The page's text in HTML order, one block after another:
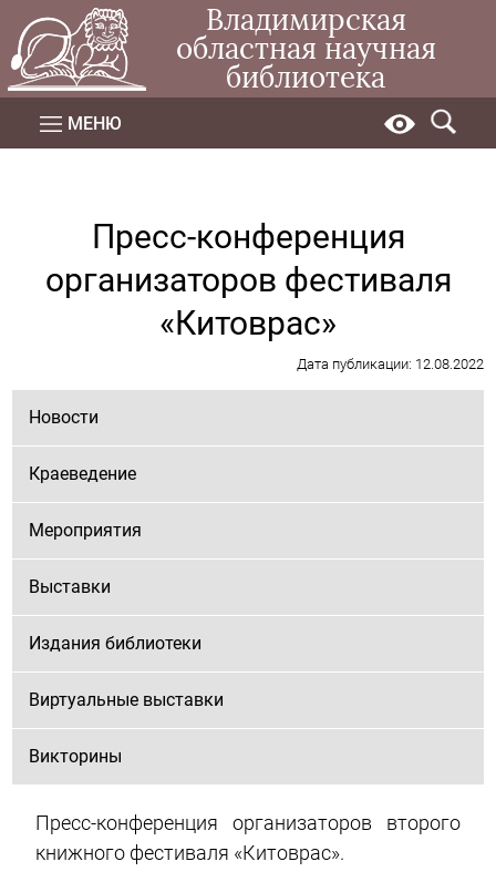
Владимирская
областная научная
библиотека
МЕНЮ
Пресс-конференция
организаторов фестиваля
«Китоврас»
Дата публикации: 12.08.2022
Новости
Краеведение
Мероприятия
Выставки
Издания библиотеки
Виртуальные выставки
Викторины
Пресс-конференция организаторов второго
книжного фестиваля «Китоврас».